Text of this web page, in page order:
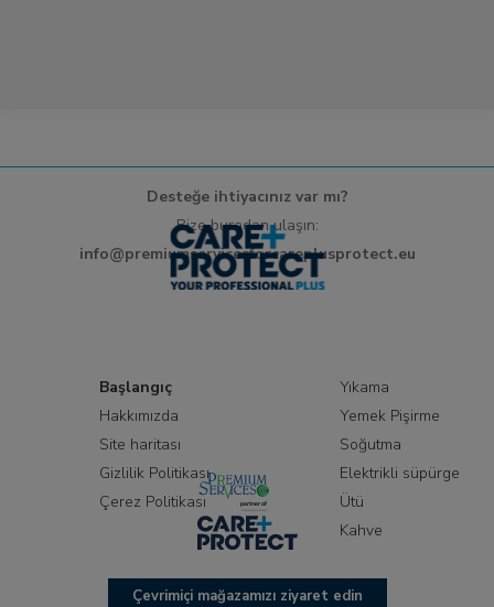
Desteğe ihtiyacınız var mı?
Bize buradan ulaşın:
info@premiumservicesforcareplusprotect.eu
Başlangıç
Hakkımızda
Site haritası
Gizlilik Politikası
Çerez Politikası
Yıkama
Yemek Pişirme
Soğutma
Elektrikli süpürge
Ütü
Kahve
Çevrimiçi mağazamızı ziyaret edin